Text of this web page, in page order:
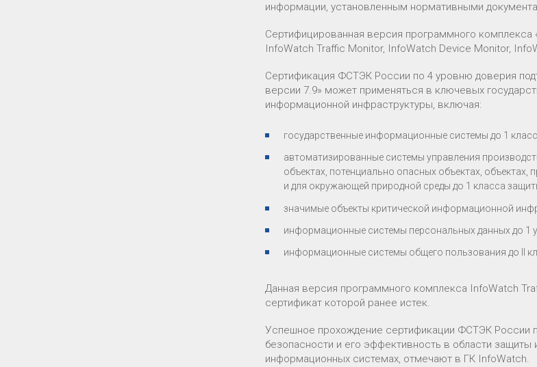
информации, установленным нормативными
Сертифицированная версия программного
InfoWatch Traffic Monitor, InfoWatch Device Monitor,
Сертификация ФСТЭК России по 4 уровню доверия
версии 7.9» может применяться в ключевых
информационной инфраструктуры, включая:
государственные информационные системы до 1
автоматизированные системы управления
объектах, потенциально опасных объектах,
и для окружающей природной среды до 1 класса
значимые объекты критической информационной
информационные системы персональных данных до 1
информационные системы общего пользования до II
Данная версия программного комплекса InfoWatch
сертификат которой ранее истек.
Успешное прохождение сертификации ФСТЭК России
безопасности и его эффективность в области
информационных системах, отмечают в ГК InfoWatch.